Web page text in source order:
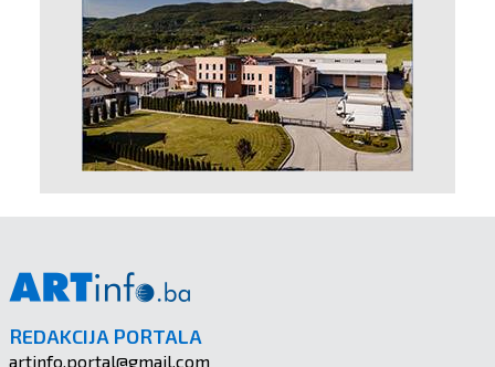
REDAKCIJA PORTALA
artinfo.portal@gmail.com